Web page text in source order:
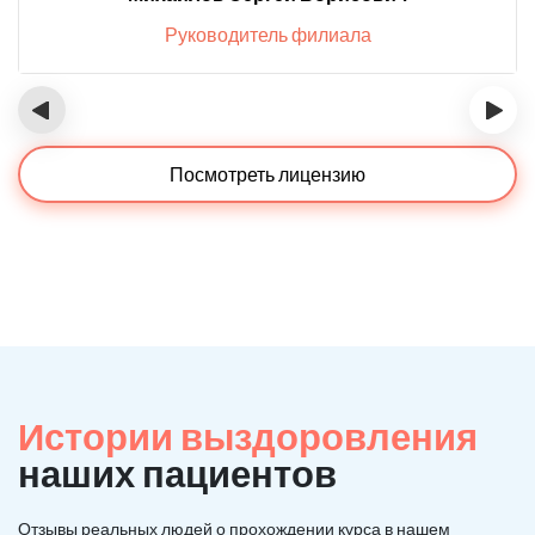
Руководитель филиала
‹ ›
Посмотреть лицензию
Истории выздоровления
наших пациентов
Отзывы реальных людей о прохождении курса в нашем